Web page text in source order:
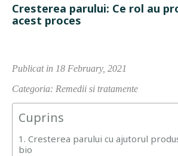
Cresterea parului: Ce rol au
acest proces
Publicat in 18 February, 2021
Categoria: Remedii si tratamente
Cuprins
1. Cresterea parului cu ajutorul
bio